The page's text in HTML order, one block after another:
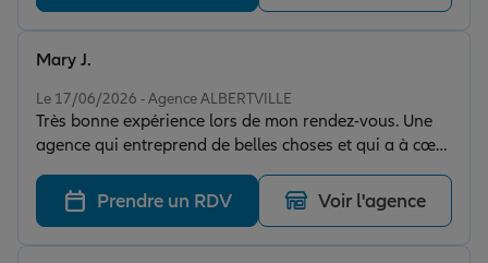
Le 17/06/2026 - Agence ALBERTVILLE
Très bonne expérience lors de mon rendez-vous. Une
agence qui entreprend de belles choses et qui a à cœur
de faire vivre son service. Je recommande !
Mary J.
Prendre un RDV Voir l'agence